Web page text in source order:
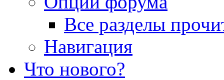
Все разделы
Навигация
Что нового?